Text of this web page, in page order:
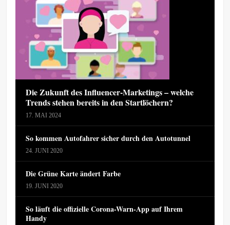
Die Zukunft des Influencer-Marketings – welche
Trends stehen bereits in den Startlöchern?
17. MAI 2024
So kommen Autofahrer sicher durch den Autotunnel
24. JUNI 2020
Die Grüne Karte ändert Farbe
19. JUNI 2020
So läuft die offizielle Corona-Warn-App auf Ihrem
Handy